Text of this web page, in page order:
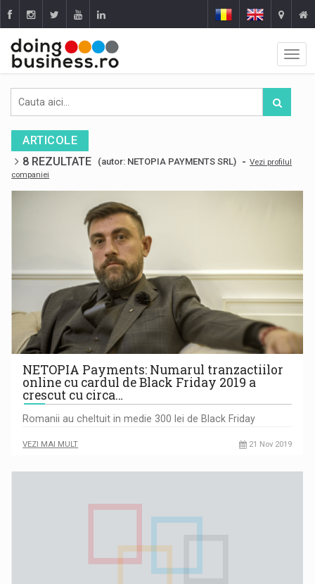
ARTICOLE
8 REZULTATE
(autor: NETOPIA PAYMENTS SRL) - Vezi profilul
companiei
NETOPIA Payments: Numarul tranzactiilor
online cu cardul de Black Friday 2019 a
crescut cu circa…
Romanii au cheltuit in medie 300 lei de Black Friday
VEZI MAI MULT 21 Nov 2019